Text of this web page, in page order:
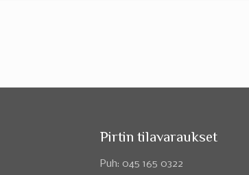
Pirtin tilavaraukset
Puh: 045 165 0322